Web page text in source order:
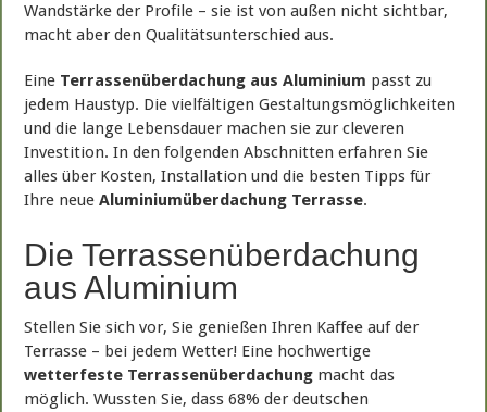
Wandstärke der Profile – sie ist von außen nicht sichtbar,
macht aber den Qualitätsunterschied aus.
Eine Terrassenüberdachung aus Aluminium passt zu
jedem Haustyp. Die vielfältigen Gestaltungsmöglichkeiten
und die lange Lebensdauer machen sie zur cleveren
Investition. In den folgenden Abschnitten erfahren Sie
alles über Kosten, Installation und die besten Tipps für
Ihre neueAluminiumüberdachung Terrasse.
Die Terrassenüberdachung
aus Aluminium
Stellen Sie sich vor, Sie genießen Ihren Kaffee auf der
Terrasse – bei jedem Wetter! Eine hochwertige
wetterfeste Terrassenüberdachung macht das
möglich. Wussten Sie, dass 68% der deutschen